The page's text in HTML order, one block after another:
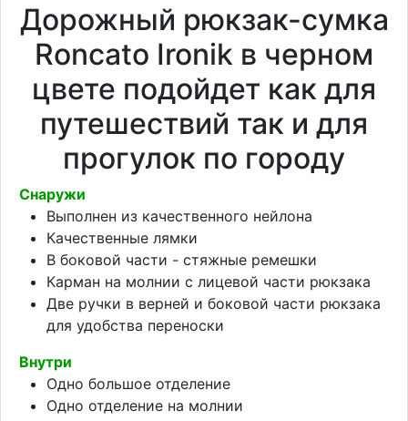
Дорожный рюкзак-сумка
Roncato Ironik в черном
цвете подойдет как для
путешествий так и для
прогулок по городу
Снаружи
Выполнен из качественного нейлона
Качественные лямки
В боковой части - стяжные ремешки
Карман на молнии с лицевой части рюкзака
Две ручки в верней и боковой части рюкзака
для удобства переноски
Внутри
Одно большое отделение
Одно отделение на молнии